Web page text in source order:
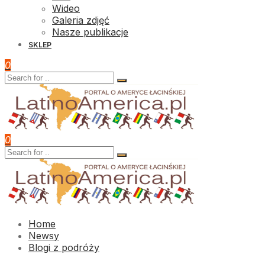
Wideo
Galeria zdjęć
Nasze publikacje
SKLEP
0
0
Home
Newsy
Blogi z podróży